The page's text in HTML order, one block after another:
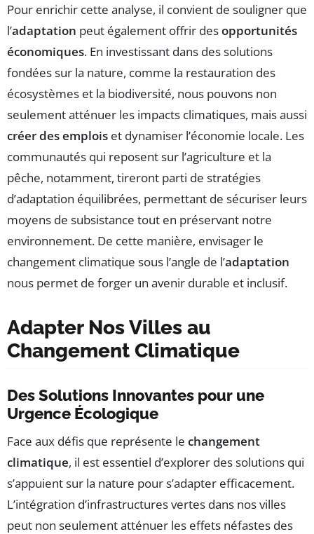
Pour enrichir cette analyse, il convient de souligner que
l’adaptation peut également offrir desopportunités
économiques. En investissant dans des solutions
fondées sur la nature, comme la restauration des
écosystèmes et la biodiversité, nous pouvons non
seulement atténuer les impacts climatiques, mais aussi
créer des emplois et dynamiser l’économie locale. Les
communautés qui reposent sur l’agriculture et la
pêche, notamment, tireront parti de stratégies
d’adaptation équilibrées, permettant de sécuriser leurs
moyens de subsistance tout en préservant notre
environnement. De cette manière, envisager le
changement climatique sous l’angle de l’adaptation
nous permet de forger un avenir durable et inclusif.
Adapter Nos Villes au
Changement Climatique
Des Solutions Innovantes pour une
Urgence Écologique
Face aux défis que représente le changement
climatique, il est essentiel d’explorer des solutions qui
s’appuient sur la nature pour s’adapter efficacement.
L’intégration d’infrastructures vertes dans nos villes
peut non seulement atténuer les effets néfastes des